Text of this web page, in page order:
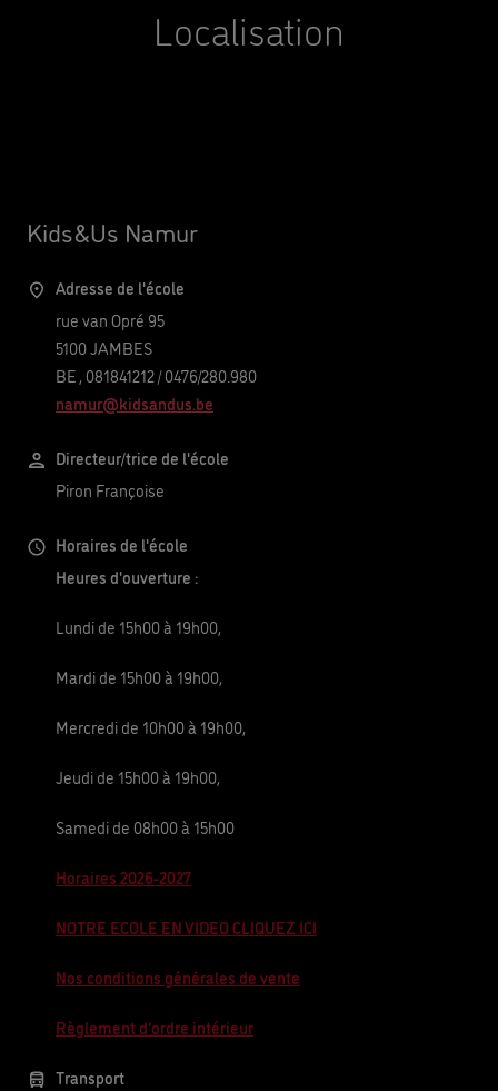
Localisation
Kids&Us Namur
Adresse de l'école
rue van Opré 95
5100JAMBES
BE,081841212/0476/280.980
namur@kidsandus.be
Directeur/trice de l'école
Piron Françoise
Horaires de l'école
Heures d'ouverture :
Lundi de 15h00 à 19h00,
Mardi de 15h00 à 19h00,
Mercredi de 10h00 à 19h00,
Jeudi de 15h00 à 19h00,
Samedi de 08h00 à 15h00
Horaires 2026-2027
NOTRE ECOLE EN VIDEO CLIQUEZ ICI
Nos conditions générales de vente
Règlement d'ordre intérieur
Transport